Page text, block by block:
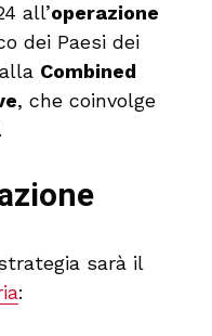
all’operazione
dei Paesi dei
Combined
, che coinvolge
sarà il
: